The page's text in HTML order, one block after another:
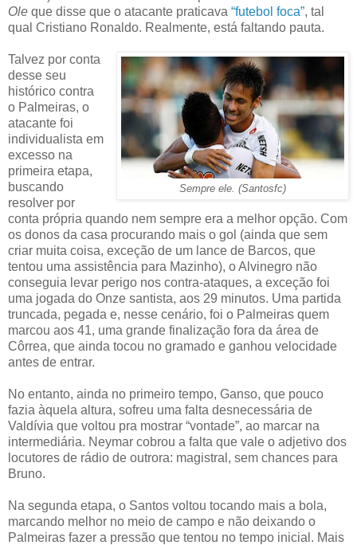
Ole que disse que o atacante praticava “futebol foca”, tal
qual Cristiano Ronaldo. Realmente, está faltando pauta.
Sempre ele. (Santosfc)
Talvez por conta
desse seu
histórico contra
o Palmeiras, o
atacante foi
individualista em
excesso na
primeira etapa,
buscando
resolver por
conta própria quando nem sempre era a melhor opção. Com
os donos da casa procurando mais o gol (ainda que sem
criar muita coisa, exceção de um lance de Barcos, que
tentou uma assistência para Mazinho), o Alvinegro não
conseguia levar perigo nos contra-ataques, a exceção foi
uma jogada do Onze santista, aos 29 minutos. Uma partida
truncada, pegada e, nesse cenário, foi o Palmeiras quem
marcou aos 41, uma grande finalização fora da área de
Côrrea, que ainda tocou no gramado e ganhou velocidade
antes de entrar.
No entanto, ainda no primeiro tempo, Ganso, que pouco
fazia àquela altura, sofreu uma falta desnecessária de
Valdívia que voltou pra mostrar “vontade”, ao marcar na
intermediária. Neymar cobrou a falta que vale o adjetivo dos
locutores de rádio de outrora: magistral, sem chances para
Bruno.
Na segunda etapa, o Santos voltou tocando mais a bola,
marcando melhor no meio de campo e não deixando o
Palmeiras fazer a pressão que tentou no tempo inicial. Mais